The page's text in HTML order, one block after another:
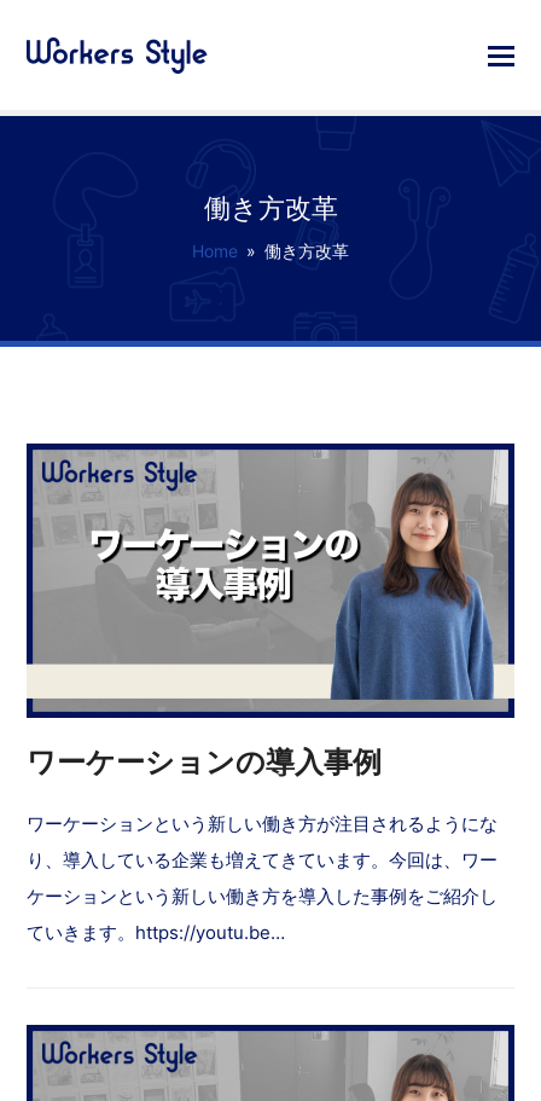
働き方改革
Home » 働き方改革
ワーケーションの導入事例
ワーケーションという新しい働き方が注目されるようにな
り、導入している企業も増えてきています。今回は、ワー
ケーションという新しい働き方を導入した事例をご紹介し
ていきます。https://youtu.be…